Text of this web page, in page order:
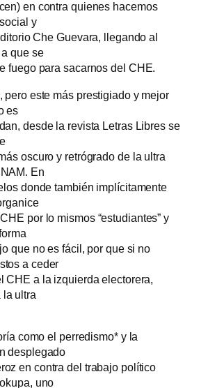
en contra quienes hacemos
y
Che Guevara, llegando al
que se
fuego para sacarnos del CHE.
pero este más prestigiado y mejor
es
desde la revista Letras Libres se
oscuro y retrógrado de la ultra
En
donde también implícitamente
por lo mismos “estudiantes” y
que no es fácil, por que si no
a ceder
CHE a la izquierda electorera,
la ultra
como el perredismo* y la
desplegado
en contra del trabajo político
uno